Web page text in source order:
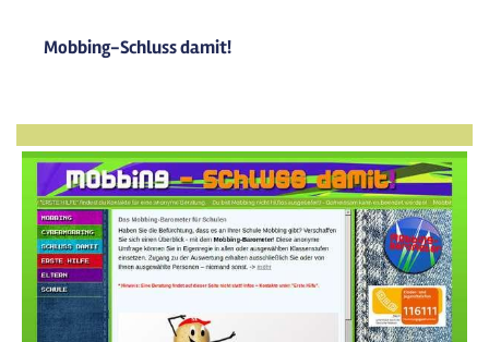
Mobbing-Schluss damit!